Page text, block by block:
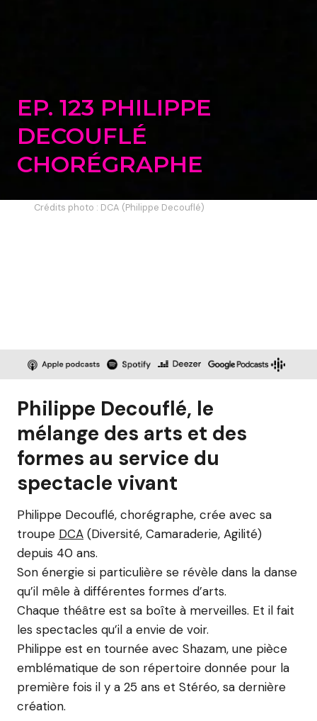
EP. 123 PHILIPPE
DECOUFLÉ
CHORÉGRAPHE
Crédits photo : DCA (Philippe Decouflé)
Philippe Decouflé, le
mélange des arts et des
formes au service du
spectacle vivant
Philippe Decouflé, chorégraphe, crée avec sa
troupe DCA (Diversité, Camaraderie, Agilité)
depuis 40 ans.
Son énergie si particulière se révèle dans la danse
qu’il mêle à différentes formes d’arts.
Chaque théâtre est sa boîte à merveilles. Et il fait
les spectacles qu’il a envie de voir.
Philippe est en tournée avec Shazam, une pièce
emblématique de son répertoire donnée pour la
première fois il y a 25 ans et Stéréo, sa dernière
création.